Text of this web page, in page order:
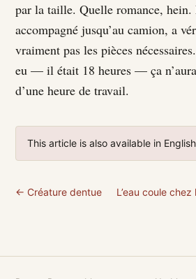
par la taille. Quelle romance, hein.
accompagné jusqu’au camion, a
vraiment pas les pièces
eu — il était 18 heures — ça
d’une heure de travail.
This article is also available in
← Créature dentue L’eau coule